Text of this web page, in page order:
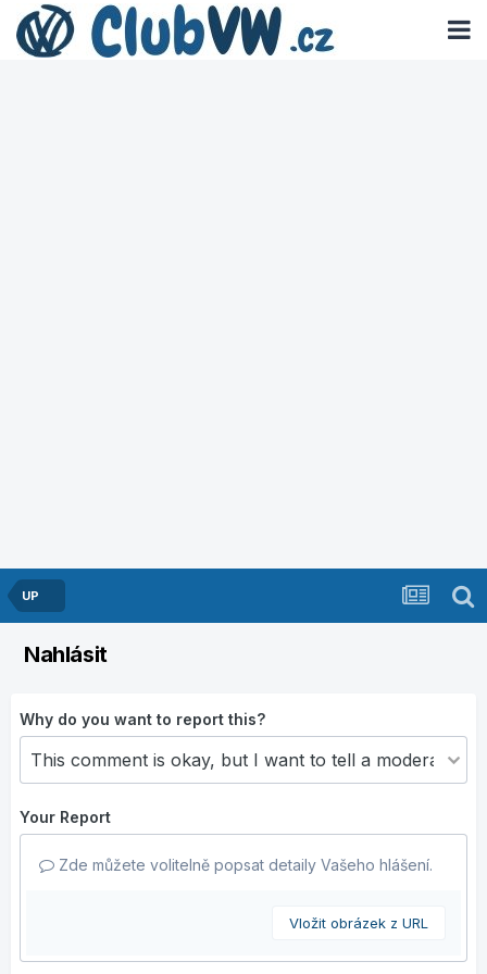
UP
Nahlásit
Why do you want to report this?
Your Report
Zde můžete volitelně popsat detaily Vašeho hlášení.
Vložit obrázek z URL